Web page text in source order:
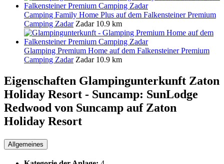
Camping Family Home Plus auf dem Falkensteiner Premium
Camping Zadar Zadar 10.9 km
Glamping Premium Home auf dem Falkensteiner Premium
Camping Zadar Zadar 10.9 km
Eigenschaften Glampingunterkunft Zaton
Holiday Resort - Suncamp: SunLodge
Redwood von Suncamp auf Zaton
Holiday Resort
Allgemeines